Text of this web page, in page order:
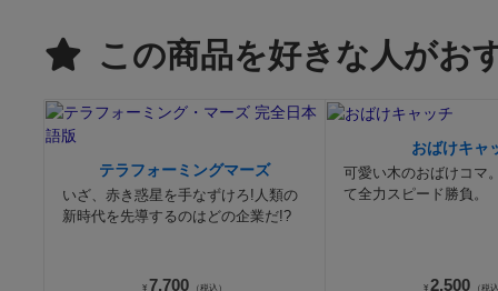
この商品を好きな人がお
テラフォーミングマーズ
いざ、赤き惑星を手なずけろ!人類の
新時代を先導するのはどの企業だ!?
¥ 7,700 （税込）
おばけキャ
可愛い木のおばけコマ
て全力スピード勝負。
¥ 2,500 （税